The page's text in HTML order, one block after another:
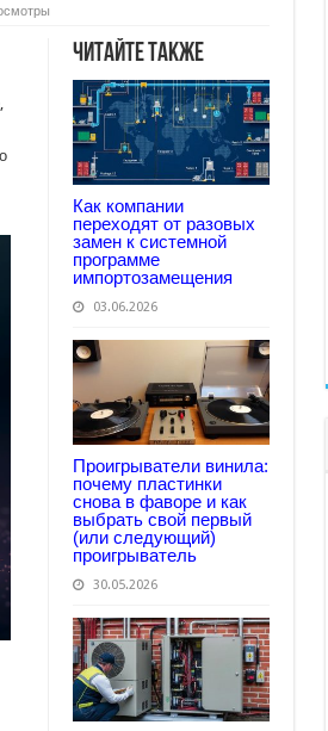
Читайте также
Как компании
переходят от разовых
замен к системной
программе
импортозамещения
03.06.2026
Проигрыватели винила:
почему пластинки
снова в фаворе и как
выбрать свой первый
(или следующий)
проигрыватель
30.05.2026